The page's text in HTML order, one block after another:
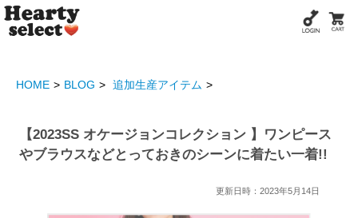
HOME BLOG 追加生産アイテム
【2023SS オケージョンコレクション 】ワンピース
やブラウスなどとっておきのシーンに着たい一着!!
更新日時：2023年5月14日